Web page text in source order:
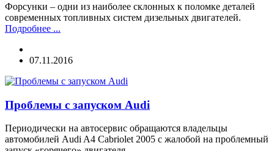
Форсунки – одни из наиболее склонных к поломке деталей
современных топливных систем дизельных двигателей.
Подробнее ...
07.11.2016
Проблемы с запуском Audi
Периодически на автосервис обращаются владельцы
автомобилей Audi A4 Cabriolet 2005 с жалобой на проблемный